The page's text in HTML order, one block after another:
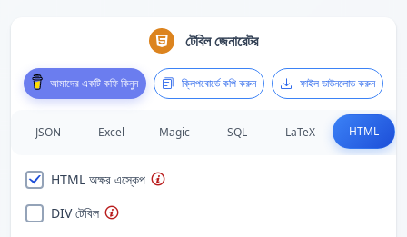
টেবিল জেনারেটর
আমাদের একটি কফি কিনুন ক্লিপবোর্ডে কপি করুন ফাইল ডাউনলোড করুন
JSON Excel Magic SQL LaTeX HTML
HTML অক্ষর এস্কেপ
DIV টেবিল